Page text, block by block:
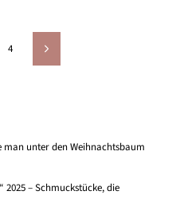
4 Weiter
man unter den Weihnachtsbaum
2025 – Schmuckstücke, die